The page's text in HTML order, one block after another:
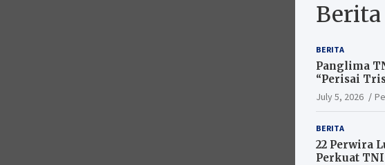
BERITA
Panglima
“Perisai
TNI Hadapi
July 5, 2026
BERITA
22 Perwira
Perkuat